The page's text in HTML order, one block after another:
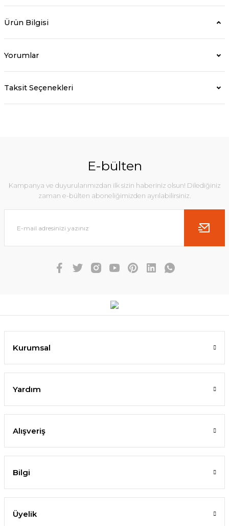
Ürün Bilgisi
Yorumlar
Taksit Seçenekleri
E-bülten
Kampanya ve duyurularımızdan ilk sizin haberiniz olsun! Dilediğiniz
zaman e-bülten aboneliğimizden ayrılabilirsiniz.
Kurumsal
Yardım
Alışveriş
Bilgi
Üyelik